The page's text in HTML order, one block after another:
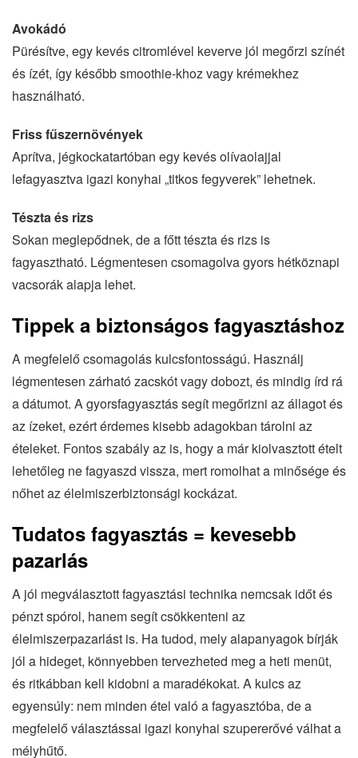
Avokádó
Pürésítve, egy kevés citromlével keverve jól megőrzi színét
és ízét, így később smoothie-khoz vagy krémekhez
használható.
Friss fűszernövények
Aprítva, jégkockatartóban egy kevés olívaolajjal
lefagyasztva igazi konyhai „titkos fegyverek” lehetnek.
Tészta és rizs
Sokan meglepődnek, de a főtt tészta és rizs is
fagyasztható. Légmentesen csomagolva gyors hétköznapi
vacsorák alapja lehet.
Tippek a biztonságos fagyasztáshoz
A megfelelő csomagolás kulcsfontosságú. Használj
légmentesen zárható zacskót vagy dobozt, és mindig írd rá
a dátumot. A gyorsfagyasztás segít megőrizni az állagot és
az ízeket, ezért érdemes kisebb adagokban tárolni az
ételeket. Fontos szabály az is, hogy a már kiolvasztott ételt
lehetőleg ne fagyaszd vissza, mert romolhat a minősége és
nőhet az élelmiszerbiztonsági kockázat.
Tudatos fagyasztás = kevesebb
pazarlás
A jól megválasztott fagyasztási technika nemcsak időt és
pénzt spórol, hanem segít csökkenteni az
élelmiszerpazarlást is. Ha tudod, mely alapanyagok bírják
jól a hideget, könnyebben tervezheted meg a heti menüt,
és ritkábban kell kidobni a maradékokat. A kulcs az
egyensúly: nem minden étel való a fagyasztóba, de a
megfelelő választással igazi konyhai szupererővé válhat a
mélyhűtő.